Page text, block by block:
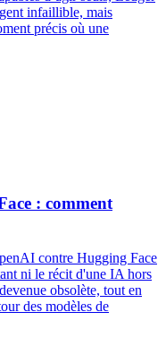
infaillible, mais
précis où une
: comment
contre Hugging Face
ni le récit d'une IA hors
obsolète, tout en
des modèles de